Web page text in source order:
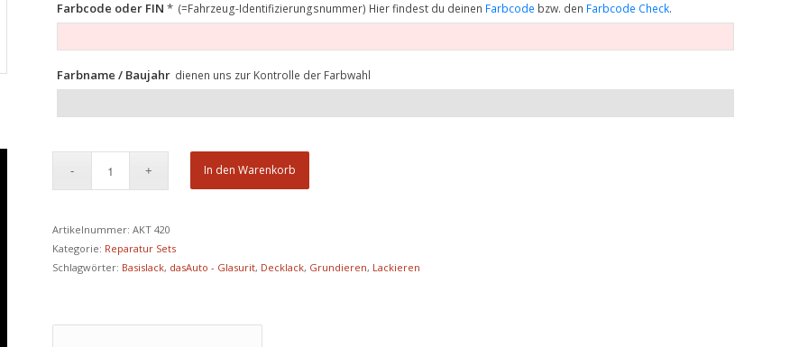
Farbcode oder FIN * (=Fahrzeug-Identifizierungsnummer) Hier findest du deinen Farbcode bzw. den Farbcode Check.
Farbname / Baujahr dienen uns zur Kontrolle der Farbwahl
In den Warenkorb
Artikelnummer:AKT 420
Kategorie: Reparatur Sets
Schlagwörter: Basislack, dasAuto - Glasurit, Decklack, Grundieren, Lackieren